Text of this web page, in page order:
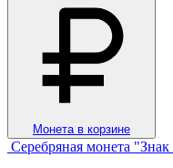
Монета в корзине
Серебряная монета